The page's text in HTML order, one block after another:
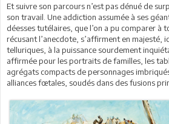
Et suivre son parcours n’est pas dénué de
son travail. Une addiction assumée à ses
déesses tutélaires, que l’on a pu comparer à
récusant l’anecdote, s’affirment en majesté,
telluriques, à la puissance sourdement
affirmée pour les portraits de familles, les
agrégats compacts de personnages
alliances fœtales, soudés dans des fusions